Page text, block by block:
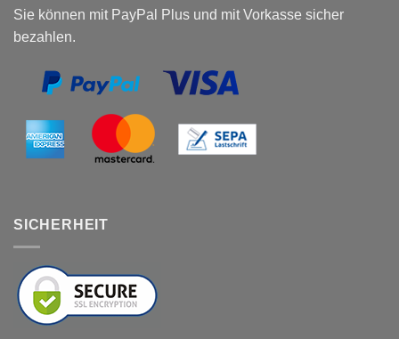
Sie können mit PayPal Plus und mit Vorkasse sicher
bezahlen.
SICHERHEIT